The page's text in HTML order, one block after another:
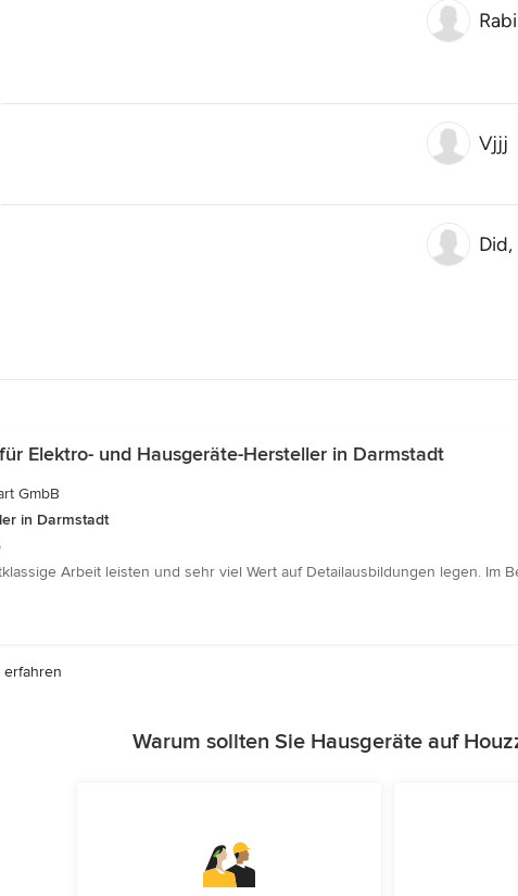
Rabi
Vjjj
Did,
Elektro- und Hausgeräte-Hersteller in Darmstadt
GmbB
in Darmstadt
Arbeit leisten und sehr viel Wert auf Detailausbildungen legen. Im
erfahren
Warum sollten Sie Hausgeräte auf